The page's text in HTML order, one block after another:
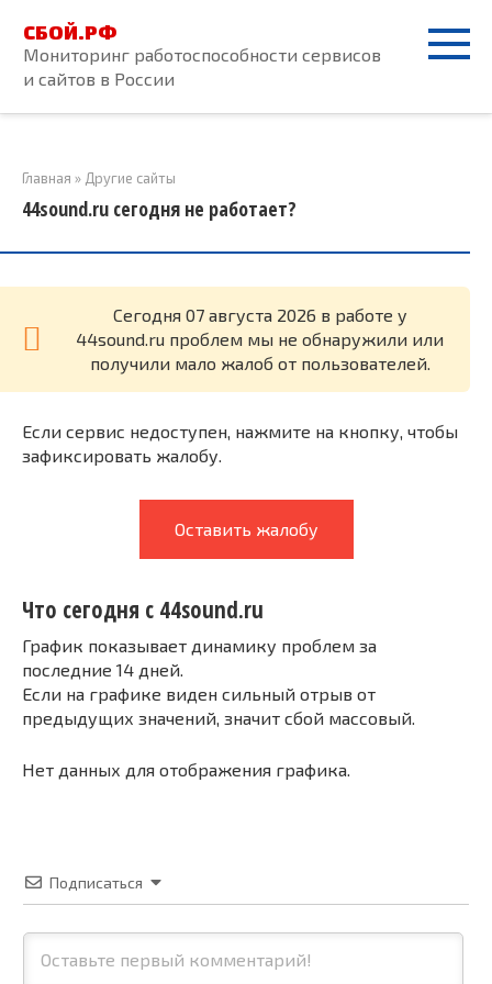
контенту
СБОЙ.РФ
Мониторинг работоспособности сервисов
и сайтов в России
Главная » Другие сайты
44sound.ru сегодня не работает?
Cегодня 07 августа 2026 в работе у
44sound.ru проблем мы не обнаружили или
получили мало жалоб от пользователей.
Если сервис недоступен, нажмите на кнопку, чтобы
зафиксировать жалобу.
Оставить жалобу
Что сегодня с 44sound.ru
График показывает динамику проблем за
последние 14 дней.
Если на графике виден сильный отрыв от
предыдущих значений, значит сбой массовый.
Нет данных для отображения графика.
Подписаться